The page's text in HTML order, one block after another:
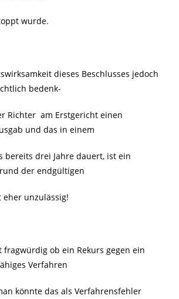
wurde.
dieses Beschlusses jedoch
bedenk-
am Erstgericht einen
und das in einem
bereits drei Jahre dauert, ist ein
der endgültigen
eher unzulässig!
ob ein Rekurs gegen ein
Verfahren
könnte das als Verfahrensfehler